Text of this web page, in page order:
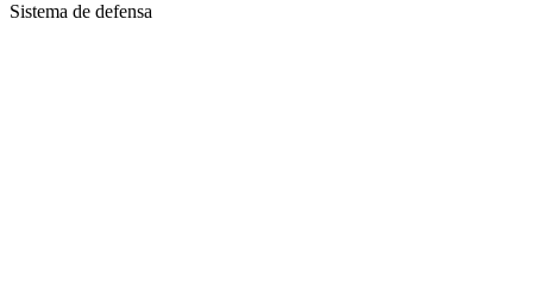
Sistema de defensa